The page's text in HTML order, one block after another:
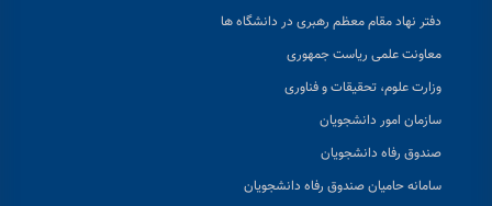
دفتر نهاد مقام معظم رهبری در دانشگاه ها
معاونت علمی ریاست جمهوری
وزارت علوم، تحقیقات و فناوری
سازمان امور دانشجویان
صندوق رفاه دانشجویان
سامانه حامیان صندوق رفاه دانشجویان